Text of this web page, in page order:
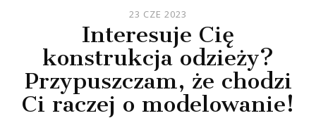
23 CZE 2023
Interesuje Cię
konstrukcja odzieży?
Przypuszczam, że chodzi
Ci raczej o modelowanie!